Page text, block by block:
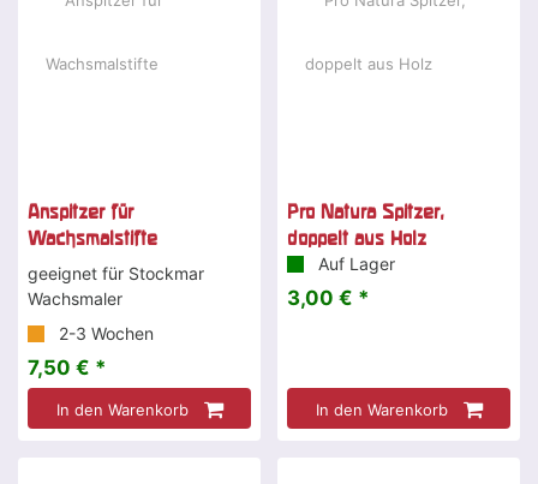
Anspitzer für
Wachsmalstifte
geeignet für Stockmar
Wachsmaler
2-3 Wochen
7,50 € *
In den Warenkorb
Pro Natura Spitzer,
doppelt aus Holz
Auf Lager
3,00 € *
In den Warenkorb